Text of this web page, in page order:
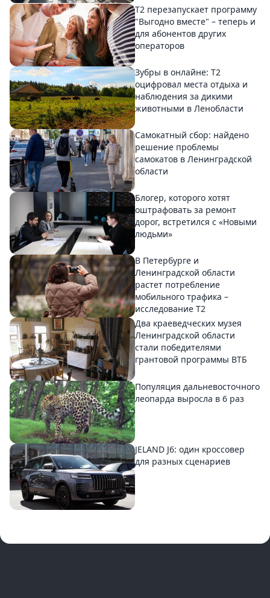
Т2 перезапускает программу
"Выгодно вместе" – теперь и
для абонентов других
операторов
Зубры в онлайне: Т2
оцифровал места отдыха и
наблюдения за дикими
животными в Ленобласти
Самокатный сбор: найдено
решение проблемы
самокатов в Ленинградской
области
Блогер, которого хотят
оштрафовать за ремонт
дорог, встретился с «Новыми
людьми»
В Петербурге и
Ленинградской области
растет потребление
мобильного трафика –
исследование T2
Два краеведческих музея
Ленинградской области
стали победителями
грантовой программы ВТБ
Популяция дальневосточного
леопарда выросла в 6 раз
JELAND J6: один кроссовер
для разных сценариев